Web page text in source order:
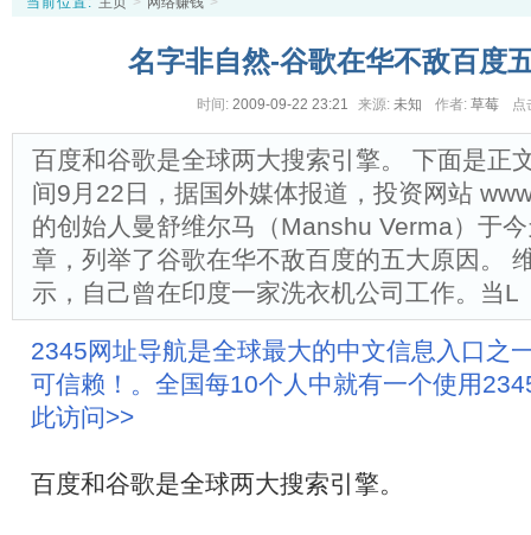
名字非自然-谷歌在华不敌百度
时间: 2009-09-22 23:21 来源: 未知 作者: 草莓 点
百度和谷歌是全球两大搜索引擎。 下面是正
间9月22日，据国外媒体报道，投资网站
的创始人曼舒维尔马（Manshu Verma）于
章，列举了谷歌在华不敌百度的五大原因。
示，自己曾在印度一家洗衣机公司工作。当L
2345网址导航是全球最大的中文信息入口之
可信赖！。全国每10个人中就有一个使用
此访问>>
百度和谷歌是全球两大搜索引擎。